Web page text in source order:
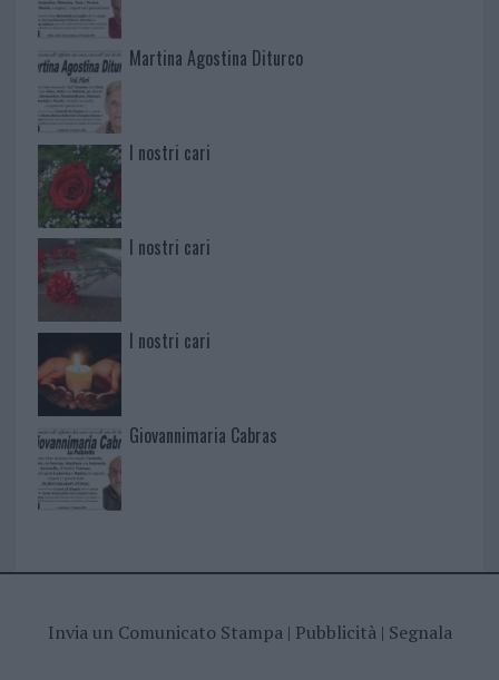
Martina Agostina Diturco
I nostri cari
I nostri cari
I nostri cari
Giovannimaria Cabras
Invia un Comunicato Stampa| Pubblicità| Segnala